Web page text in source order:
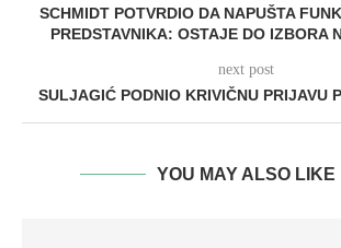
SCHMIDT POTVRDIO DA NAPUŠTA
PREDSTAVNIKA: OSTAJE DO IZBORA
next post
SULJAGIĆ PODNIO KRIVIČNU PRIJAVU
YOU MAY ALSO LIKE